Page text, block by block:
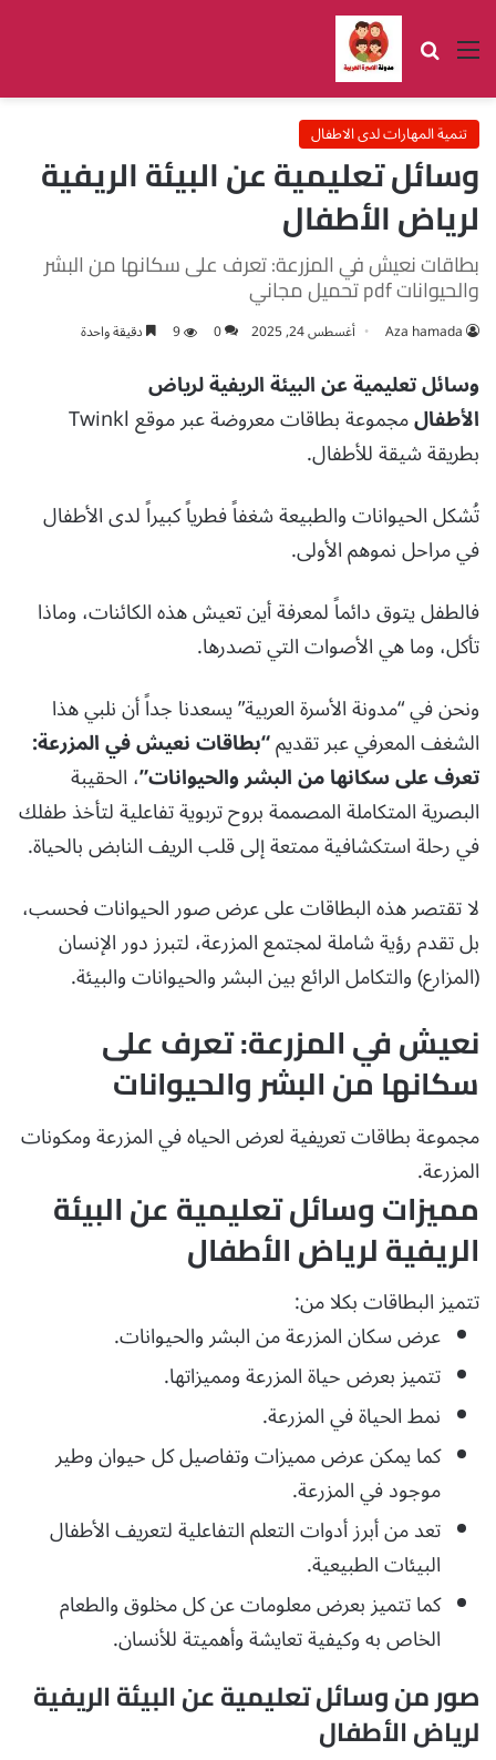
القائمة بحث عن
تنمية المهارات لدى الاطفال
وسائل تعليمية عن البيئة الريفية
لرياض الأطفال
بطاقات نعيش في المزرعة: تعرف على سكانها من البشر
والحيوانات pdf تحميل مجاني
Aza hamada أغسطس 24, 2025 0
9 دقيقة واحدة
وسائل تعليمية عن البيئة الريفية لرياض
الأطفال
مجموعة بطاقات معروضة عبر موقع Twinkl
بطريقة شيقة للأطفال.
تُشكل الحيوانات والطبيعة شغفاً فطرياً كبيراً لدى الأطفال
في مراحل نموهم الأولى.
فالطفل يتوق دائماً لمعرفة أين تعيش هذه الكائنات، وماذا
تأكل، وما هي الأصوات التي تصدرها.
ونحن في “مدونة الأسرة العربية” يسعدنا جداً أن نلبي هذا
الشغف المعرفي عبر تقديم“بطاقات نعيش في المزرعة:
تعرف على سكانها من البشر والحيوانات”، الحقيبة
البصرية المتكاملة المصممة بروح تربوية تفاعلية لتأخذ طفلك
في رحلة استكشافية ممتعة إلى قلب الريف النابض بالحياة.
لا تقتصر هذه البطاقات على عرض صور الحيوانات فحسب،
بل تقدم رؤية شاملة لمجتمع المزرعة، لتبرز دور الإنسان
(المزارع) والتكامل الرائع بين البشر والحيوانات والبيئة.
نعيش في المزرعة: تعرف على
سكانها من البشر والحيوانات
مجموعة بطاقات تعريفية لعرض الحياه في المزرعة ومكونات
المزرعة.
مميزات وسائل تعليمية عن البيئة
الريفية لرياض الأطفال
تتميز البطاقات بكلا من:
عرض سكان المزرعة من البشر والحيوانات.
تتميز بعرض حياة المزرعة ومميزاتها.
نمط الحياة في المزرعة.
كما يمكن عرض مميزات وتفاصيل كل حيوان وطير
موجود في المزرعة.
تعد من أبرز أدوات التعلم التفاعلية لتعريف الأطفال
البيئات الطبيعية.
كما تتميز بعرض معلومات عن كل مخلوق والطعام
الخاص به وكيفية تعايشة وأهميتة للأنسان.
صور من وسائل تعليمية عن البيئة الريفية
لرياض الأطفال